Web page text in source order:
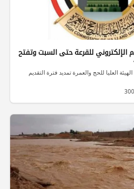
الإلكتروني للقرعة حتى السبت وتفتح
العليا للحج والعمرة تمديد فترة التقديم
300